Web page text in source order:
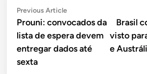
Navegação
de
Post
Previous ArticlePrevious
article:
Prouni: convocados da
lista de espera devem
entregar dados até
sexta
Brasil
visto
e